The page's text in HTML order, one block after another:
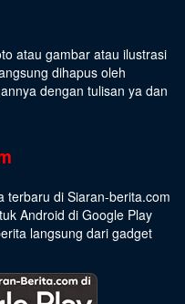
atau gambar atau ilustrasi
dihapus oleh
dengan tulisan ya dan
terbaru di Siaran-berita.com
Android di Google Play
langsung dari gadget